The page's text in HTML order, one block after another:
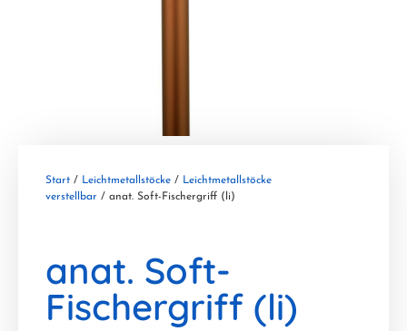
Start / Leichtmetallstöcke / Leichtmetallstöcke
verstellbar / anat. Soft-Fischergriff (li)
anat. Soft-
Fischergriff (li)